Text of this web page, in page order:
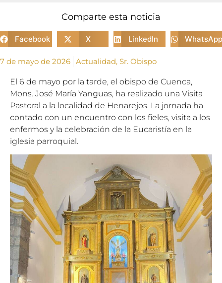
Comparte esta noticia
Facebook X LinkedIn WhatsApp
7 de mayo de 2026 Actualidad, Sr. Obispo
El 6 de mayo por la tarde, el obispo de Cuenca,
Mons. José María Yanguas, ha realizado una Visita
Pastoral a la localidad de Henarejos. La jornada ha
contado con un encuentro con los fieles, visita a los
enfermos y la celebración de la Eucaristía en la
iglesia parroquial.